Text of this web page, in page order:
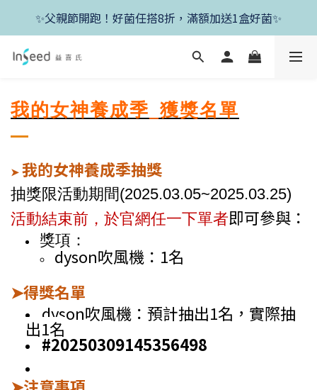
✨新朋友首單現折400+送1盒益生菌，滿額再享免運✨
✨父親節開跑！好菌任搭8折，滿額加送1盒好菌✨
✨新朋友首單現折400+送1盒益生菌，滿額再享免運✨
我的女神養成季_獲獎名單
➤ 我的女神養成季抽獎
抽獎限活動期間(2025.03.05~2025.03.25)
活動結束前，於官網任一下單者即可參與：
獎項：
dyson吹風機：1名
➤得獎名單
dyson吹風機 ： 預計抽出1名，實際抽
出1名
#20250309145356498
注意事項